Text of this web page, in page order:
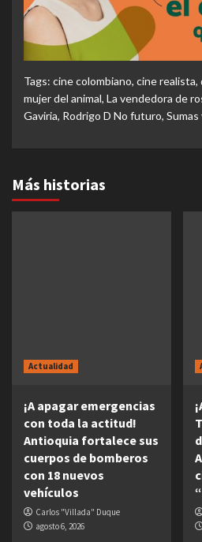
Tags: cine colombiano, cine realista,
mujer del animal, La vendedora de
Gaviria, Rodrigo D No futuro,
Más historias
Actualidad
¡A apagar emergencias
con toda la actitud!
Antioquia fortalece sus
cuerpos de bomberos
con 18 nuevos
vehículos
Carlos "Villada" Duque
agosto 6, 2026